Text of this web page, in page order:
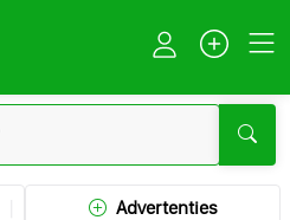
Advertenties